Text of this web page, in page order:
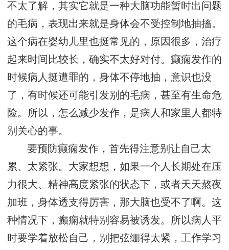
不太了解，其实它就是一种大脑功能暂时出问题
的毛病，表现出来就是身体会不受控制地抽搐。
这个病在婴幼儿里也挺常见的，原因很多，治疗
起来时间比较长，确实不太好对付。癫痫发作的
时候病人挺遭罪的，身体不停地抽，意识也没
了，有时候还可能引发别的毛病，甚至有生命危
险。所以，怎么减少发作，是病人和家里人都特
别关心的事。
要预防癫痫发作，首先得注意别让自己太
累、太紧张。大家想想，如果一个人长期处在压
力很大、精神高度紧张的状态下，或者天天熬夜
加班，身体透支得厉害，那大脑也受不了啊。这
种情况下，癫痫就特别容易被诱发。所以病人平
时要学着放松自己，别把弦绷得太紧，工作学习